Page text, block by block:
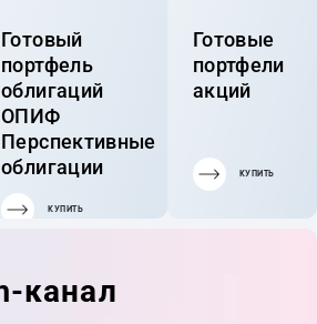
Готовый
портфель
облигаций
ОПИФ
Перспективные
облигации
КУПИТЬ
Готовые
портфели
акций
КУПИТЬ
канал